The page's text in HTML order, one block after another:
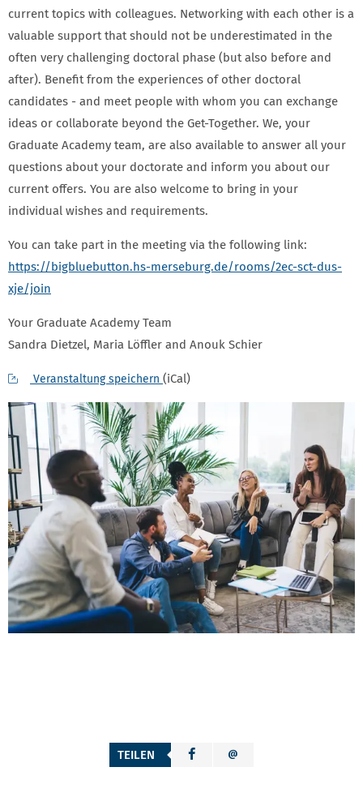
current topics with colleagues. Networking with each other is a
valuable support that should not be underestimated in the
often very challenging doctoral phase (but also before and
after). Benefit from the experiences of other doctoral
candidates - and meet people with whom you can exchange
ideas or collaborate beyond the Get-Together. We, your
Graduate Academy team, are also available to answer all your
questions about your doctorate and inform you about our
current offers. You are also welcome to bring in your
individual wishes and requirements.
You can take part in the meeting via the following link:
https://bigbluebutton.hs-merseburg.de/rooms/2ec-sct-dus-
xje/join
Your Graduate Academy Team
Sandra Dietzel, Maria Löffler and Anouk Schier
Veranstaltung speichern (iCal)
TEILEN